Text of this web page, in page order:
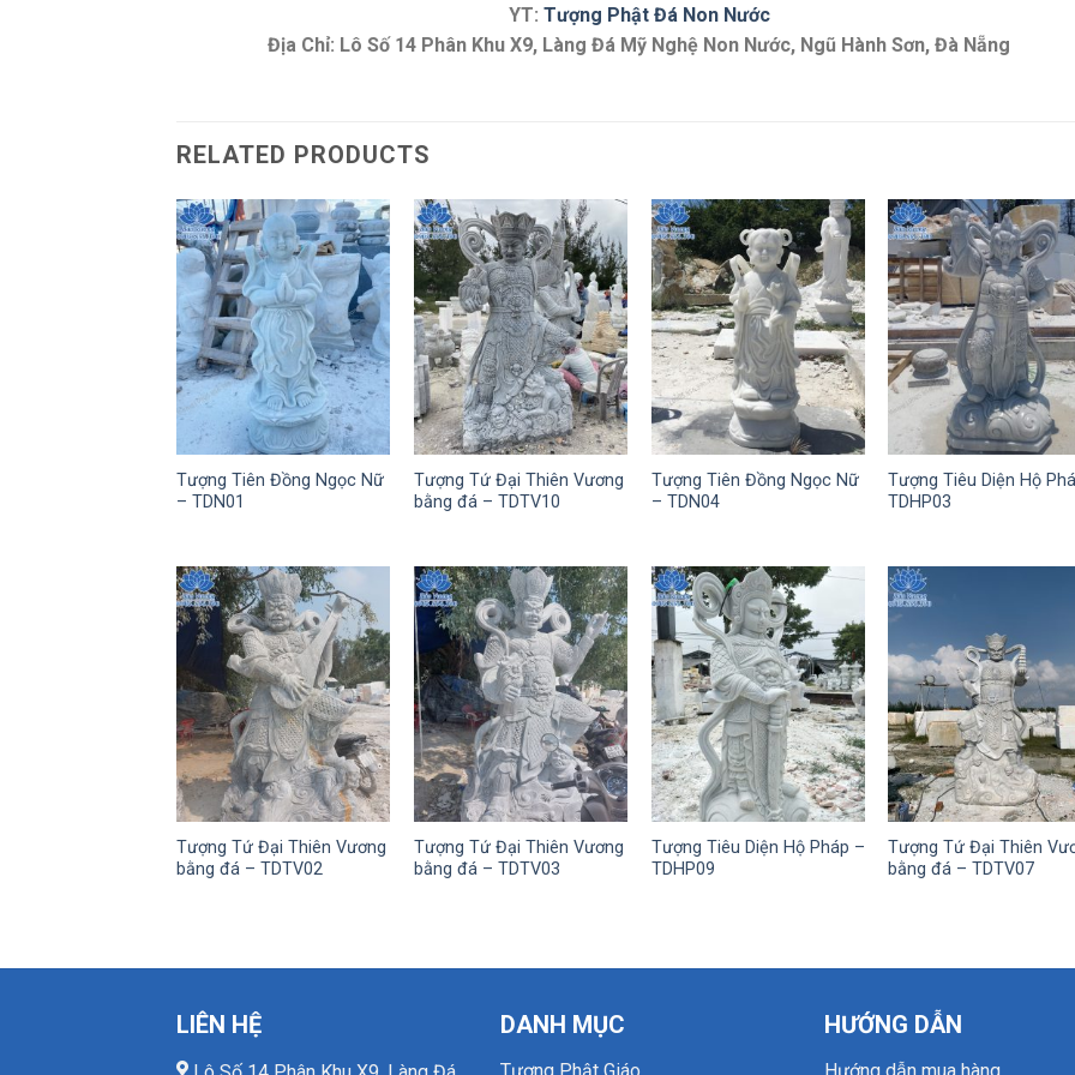
YT: Tượng Phật Đá Non Nước
Địa Chỉ: Lô Số 14 Phân Khu X9, Làng Đá Mỹ Nghệ Non Nước, Ngũ Hành Sơn, Đà Nẵng
RELATED PRODUCTS
Tượng Tiên Đồng Ngọc Nữ
– TDN01
Tượng Tứ Đại Thiên Vương
bằng đá – TDTV10
Tượng Tiên Đồng Ngọc Nữ
– TDN04
Tượng Tiêu Diện Hộ
TDHP03
Tượng Tứ Đại Thiên Vương
bằng đá – TDTV02
Tượng Tứ Đại Thiên Vương
bằng đá – TDTV03
Tượng Tiêu Diện Hộ Pháp –
TDHP09
Tượng Tứ Đại Thiên
bằng đá – TDTV07
LIÊN HỆ DANH MỤC HƯỚNG DẪN